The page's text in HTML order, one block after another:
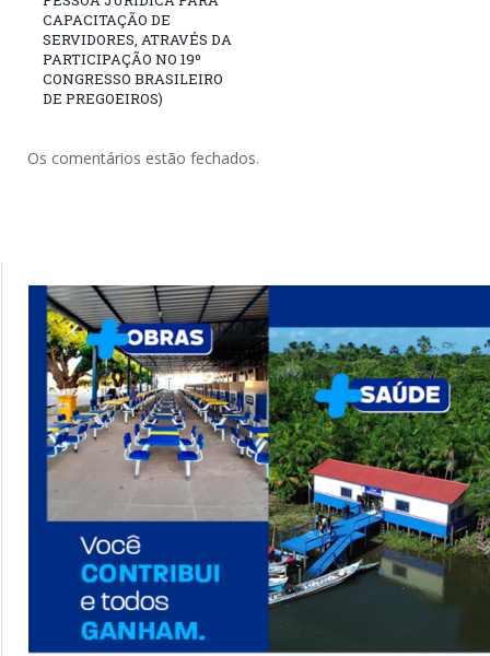
CAPACITAÇÃO DE
SERVIDORES, ATRAVÉS DA
PARTICIPAÇÃO NO 19º
CONGRESSO BRASILEIRO
DE PREGOEIROS)
Os comentários estão fechados.